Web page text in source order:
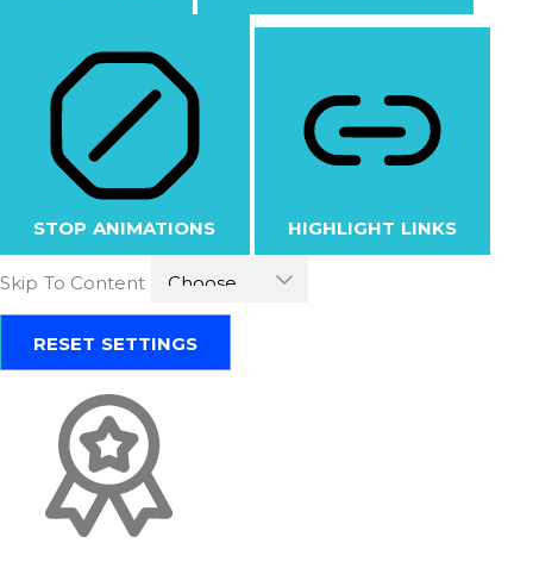
STOP ANIMATIONS HIGHLIGHT LINKS
Skip To Content
RESET SETTINGS